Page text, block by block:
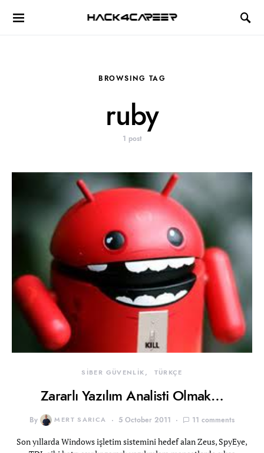
Hack4Career
BROWSING TAG
ruby
1 post
SİBER GÜVENLİK TÜRKÇE
Zararlı Yazılım Analisti Olmak…
By MERT SARICA 5 October 2011 11 comments
Son yıllarda Windows işletim sistemini hedef alan Zeus, SpyEye,